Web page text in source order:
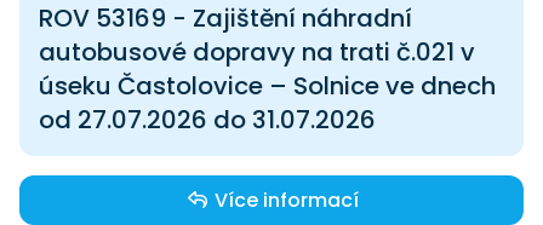
ROV 53169 - Zajištění náhradní
autobusové dopravy na trati č.021 v
úseku Častolovice – Solnice ve dnech
od 27.07.2026 do 31.07.2026
Více informací